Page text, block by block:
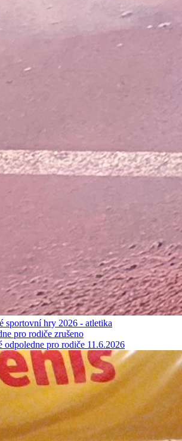
sportovní hry 2026 - atletika
pro rodiče zrušeno
odpoledne pro rodiče 11.6.2026